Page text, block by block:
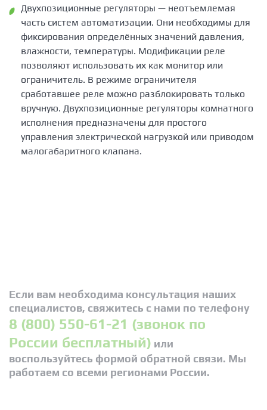
Двухпозиционные регуляторы — неотъемлемая
часть систем автоматизации. Они необходимы для
фиксирования определённых значений давления,
влажности, температуры. Модификации реле
позволяют использовать их как монитор или
ограничитель. В режиме ограничителя
сработавшее реле можно разблокировать только
вручную. Двухпозиционные регуляторы комнатного
исполнения предназначены для простого
управления электрической нагрузкой или приводом
малогабаритного клапана.
Если вам необходима консультация наших
специалистов, свяжитесь с нами по телефону
8 (800) 550-61-21 (звонок по
России бесплатный) или
воспользуйтесь формой обратной связи. Мы
работаем со всеми регионами России.